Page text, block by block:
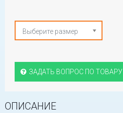
Выберите размер
ЗАДАТЬ ВОПРОС ПО ТОВАРУ
ОПИСАНИЕ